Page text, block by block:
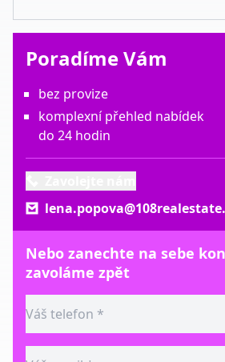
Poradíme Vám
bez provize
komplexní přehled nabídek
do 24 hodin
Nebo zanechte na sebe
zavoláme zpět